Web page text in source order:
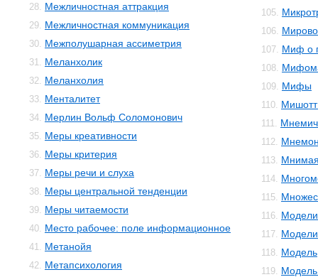
28. Межличностная аттракция
29. Межличностная коммуникация
30. Межполушарная ассиметрия
31. Меланхолик
32. Меланхолия
33. Менталитет
34. Мерлин Вольф Соломонович
35. Меры креативности
36. Меры критерия
37. Меры речи и слуха
38. Меры центральной тенденции
39. Меры читаемости
40. Место рабочее: поле информационное
41. Метанойя
42. Метапсихология
105.
106.
107. Миф о
108.
109. Мифы
110.
111.
112.
113.
114.
115.
116.
117.
118. Модель
119. Модель